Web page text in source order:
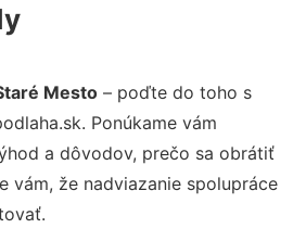
Mesto – poďte do toho s
Ponúkame vám
a dôvodov, prečo sa obrátiť
vám, že nadviazanie spolupráce